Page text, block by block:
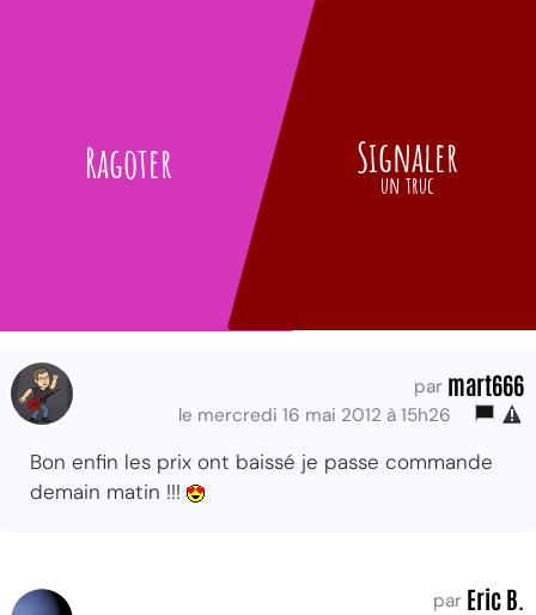
Ragoter Signaler
un truc
par mart666
le mercredi 16 mai 2012 à 15h26
Bon enfin les prix ont baissé je passe commande
demain matin !!!
par Eric B.